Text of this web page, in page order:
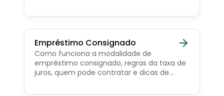
pensionista e beneficiários de programas
Empréstimo Consignado
Como funciona a modalidade de
empréstimo consignado, regras da taxa de
juros, quem pode contratar e dicas de